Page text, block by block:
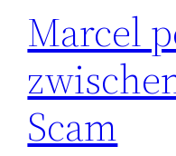
Marcel
Scam